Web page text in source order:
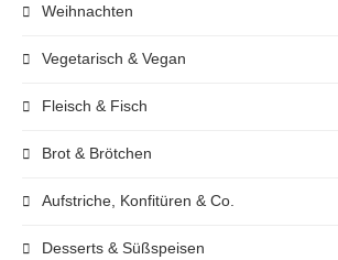
Weihnachten
Vegetarisch & Vegan
Fleisch & Fisch
Brot & Brötchen
Aufstriche, Konfitüren & Co.
Desserts & Süßspeisen